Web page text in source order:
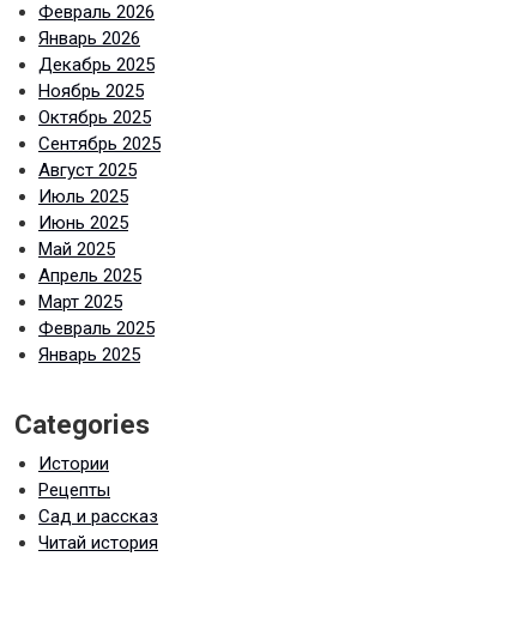
Февраль 2026
Январь 2026
Декабрь 2025
Ноябрь 2025
Октябрь 2025
Сентябрь 2025
Август 2025
Июль 2025
Июнь 2025
Май 2025
Апрель 2025
Март 2025
Февраль 2025
Январь 2025
Categories
Истории
Рецепты
Сад и рассказ
Читай история